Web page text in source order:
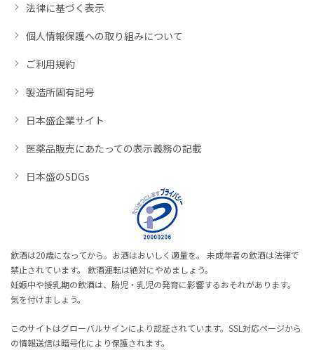
法律に基づく表示
個人情報保護への取り組みについて
ご利用規約
製造所固有記号
日本盛企業サイト
医薬品販売にあたっての表示義務の記載
日本盛のSDGs
飲酒は20歳になってから。お酒はおいしく適量を。 未成年者の飲酒は法律で
禁止されています。 飲酒運転は絶対にやめましょう。
妊娠中や授乳期の飲酒は、胎児・乳児の発育に影響するおそれがあります。
気を付けましょう。
このサイトはグローバルサインにより認証されています。SSL対応ページから
の情報送信は暗号化により保護されます。